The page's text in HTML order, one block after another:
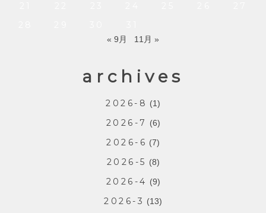
« 9月 11月 »
archives
2026-8 (1)
2026-7 (6)
2026-6 (7)
2026-5 (8)
2026-4 (9)
2026-3 (13)